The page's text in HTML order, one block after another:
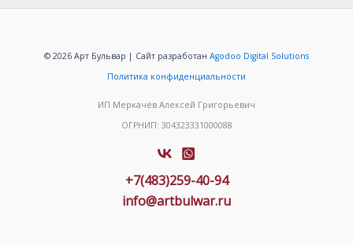
© 2026 Арт Бульвар | Сайт разработан Agodoo Digital Solutions
Политика конфиденциальности
ИП Меркачёв Алексей Григорьевич
ОГРНИП: 304323331000088
+7(483)259-40-94
info@artbulwar.ru